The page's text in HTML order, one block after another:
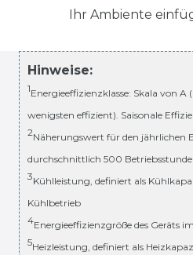
Ihr Ambiente
Hinweise:
1Energieeffizienzklasse: Skala von
wenigsten effizient). Saisonale
2Näherungswert für den jährlichen
durchschnittlich 500
3Kühlleistung, definiert als
Kühlbetrieb
4Energieeffizienzgröße des Geräts
5Heizleistung, definiert als